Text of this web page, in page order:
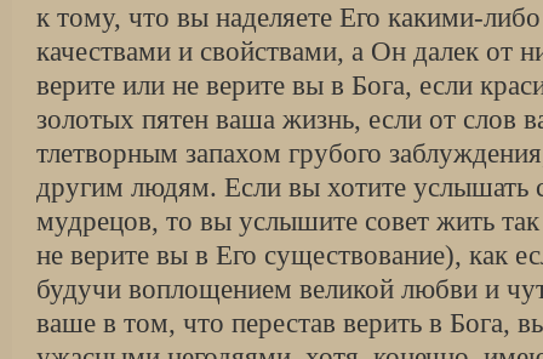
к тому, что вы наделяете Его какими-
качествами и свойствами, а Он далек от
верите или не верите вы в Бога, если
золотых пятен ваша жизнь, если от слов
тлетворным запахом грубого
другим людям. Если вы хотите услышать
мудрецов, то вы услышите совет жить
не верите вы в Его существование), как
будучи воплощением великой любви и
ваше в том, что перестав верить в Бога,